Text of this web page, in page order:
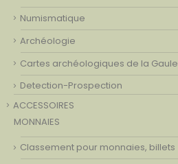
Numismatique
Archéologie
Cartes archéologiques de la Gaule
Detection-Prospection
ACCESSOIRES
MONNAIES
Classement pour monnaies, billets